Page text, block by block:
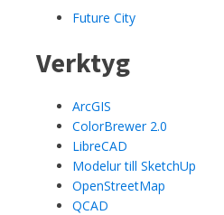
Future City
Verktyg
ArcGIS
ColorBrewer 2.0
LibreCAD
Modelur till SketchUp
OpenStreetMap
QCAD